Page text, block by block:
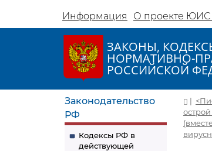
Информация О проекте ЮИС
ЗАКОНЫ,
НОРМАТИВНО-
РОССИЙСКОЙ
Законодательство
РФ
Кодексы РФ в
действующей
|